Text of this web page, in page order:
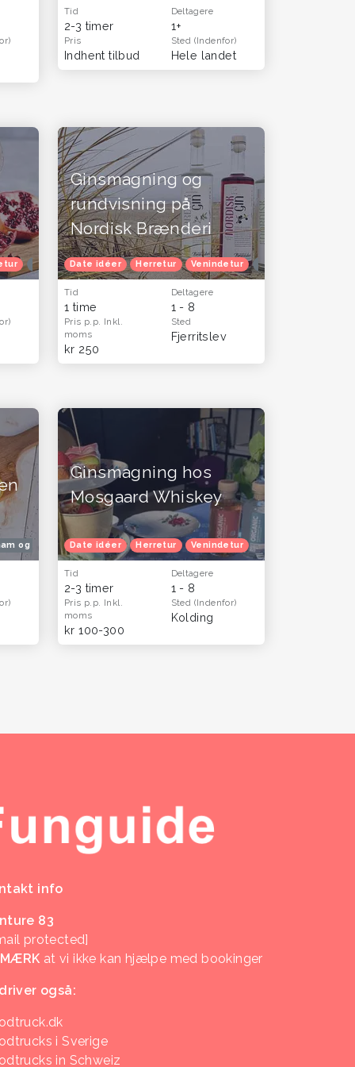
Tid
2-3 timer
Deltagere
1+
Pris
Indhent tilbud
Sted (Indenfor)
Hele landet
Oplevelsesgavekort Oplevelsesgaver til hende
Ginsmagning og
rundvisning på
Nordisk Brænderi
Date idéer Herretur Venindetur Oplevelsesgavekort
Tid
1 time
Deltagere
1 - 8
Pris p.p. Inkl.
moms
kr 250
Sted
Fjerritslev
og gavekort til mænd
og far - oplevelser og gavekort til mænd
Ginsmagning hos
Mosgaard Whiskey
Date idéer Herretur Venindetur
Tid
2-3 timer
Deltagere
1 - 8
Pris p.p. Inkl.
moms
kr 100-300
Sted (Indenfor)
Kolding
info
83
protected]
at vi ikke kan hjælpe med bookinger
også:
i Sverige
in Schweiz